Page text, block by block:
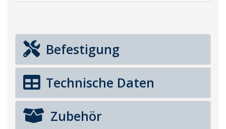
Befestigung
Technische Daten
Zubehör